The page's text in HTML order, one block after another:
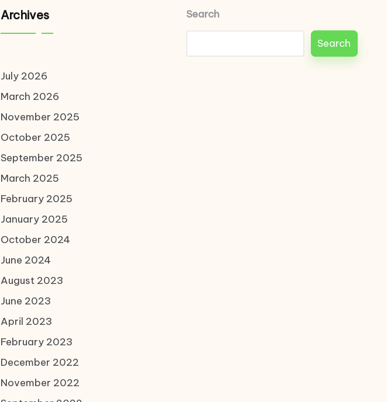
Archives
July 2026
March 2026
November 2025
October 2025
September 2025
March 2025
February 2025
January 2025
October 2024
June 2024
August 2023
June 2023
April 2023
February 2023
December 2022
November 2022
Search
Search